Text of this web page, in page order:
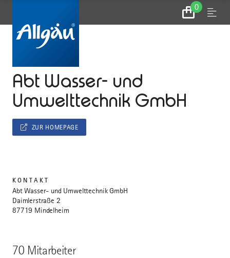
0
Zum
Warenkorb
Menu
Abt Wasser- und
Umwelttechnik GmbH
70 Mitarbeiter
ZUR HOMEPAGE
KONTAKT
Abt Wasser- und Umwelttechnik GmbH
Daimlerstraße 2
87719 Mindelheim